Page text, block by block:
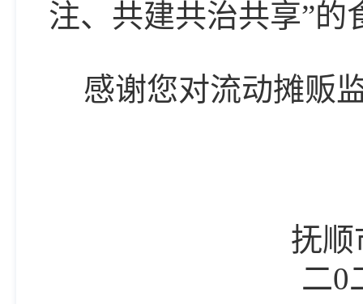
注、共建共治共享”的
感谢您对流动摊贩
抚顺
二0